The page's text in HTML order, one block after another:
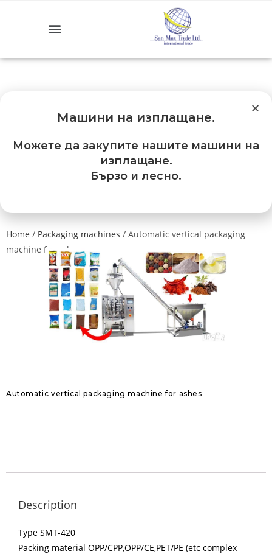
Home / Packaging machines / Automatic vertical packaging
machine for ashes
Automatic vertical packaging machine for ashes
Description
Type SMT-420
Packing material OPP/CPP,OPP/CE,PET/PE (etc complex
Машини на изплащане.
Можете да закупите нашите машини на
изплащане.
Бързо и лесно.